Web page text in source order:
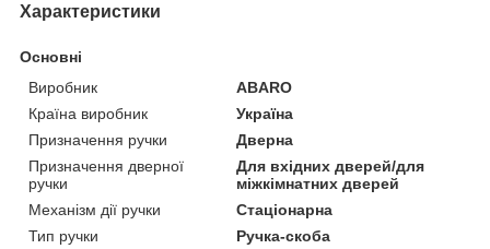
Характеристики
Основні
Виробник
ABARO
Країна виробник
Україна
Призначення ручки
Дверна
Призначення дверної
ручки
Для вхідних дверей/для
міжкімнатних дверей
Механізм дії ручки
Стаціонарна
Тип ручки
Ручка-скоба